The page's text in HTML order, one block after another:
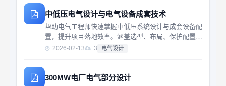
中低压电气设计与电气设备成套技术
帮助电气工程师快速掌握中低压系统设计与成套设备配
置，提升项目落地效率。涵盖选型、布局、保护配置等
核心技术，适用于实际工程应用。
2026-02-13 3 电气设计
300MW电厂电气部分设计